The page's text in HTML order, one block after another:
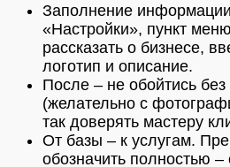
Заполнение
«Настройки», пункт
рассказать о бизнесе,
логотип и описание.
После – не обойтись без
(желательно с
так доверять мастеру
От базы – к услугам.
обозначить полностью